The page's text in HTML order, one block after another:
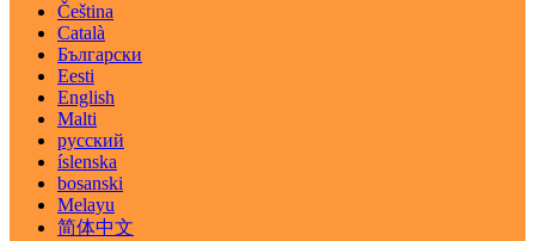
Čeština
Català
Български
Eesti
English
Malti
русский
íslenska
bosanski
Melayu
简体中文